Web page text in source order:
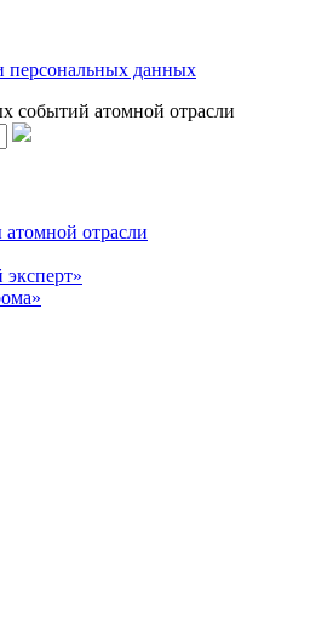
персональных данных
событий атомной отрасли
отрасли